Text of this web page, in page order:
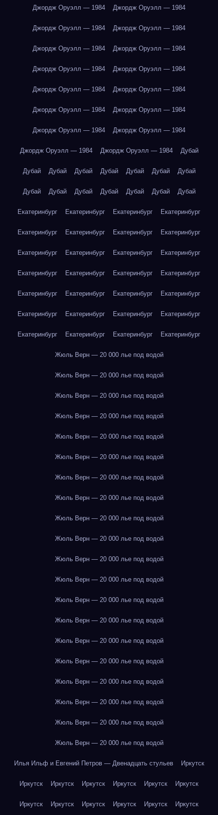
Джордж Оруэлл — 1984 Джордж Оруэлл — 1984
Джордж Оруэлл — 1984 Джордж Оруэлл — 1984
Джордж Оруэлл — 1984 Джордж Оруэлл — 1984
Джордж Оруэлл — 1984 Джордж Оруэлл — 1984
Джордж Оруэлл — 1984 Джордж Оруэлл — 1984
Джордж Оруэлл — 1984 Джордж Оруэлл — 1984
Джордж Оруэлл — 1984 Джордж Оруэлл — 1984
Джордж Оруэлл — 1984 Джордж Оруэлл — 1984 Дубай
Дубай Дубай Дубай Дубай Дубай Дубай Дубай
Дубай Дубай Дубай Дубай Дубай Дубай Дубай
Екатеринбург Екатеринбург Екатеринбург Екатеринбург
Екатеринбург Екатеринбург Екатеринбург Екатеринбург
Екатеринбург Екатеринбург Екатеринбург Екатеринбург
Екатеринбург Екатеринбург Екатеринбург Екатеринбург
Екатеринбург Екатеринбург Екатеринбург Екатеринбург
Екатеринбург Екатеринбург Екатеринбург Екатеринбург
Екатеринбург Екатеринбург Екатеринбург Екатеринбург
Жюль Верн — 20 000 лье под водой
Жюль Верн — 20 000 лье под водой
Жюль Верн — 20 000 лье под водой
Жюль Верн — 20 000 лье под водой
Жюль Верн — 20 000 лье под водой
Жюль Верн — 20 000 лье под водой
Жюль Верн — 20 000 лье под водой
Жюль Верн — 20 000 лье под водой
Жюль Верн — 20 000 лье под водой
Жюль Верн — 20 000 лье под водой
Жюль Верн — 20 000 лье под водой
Жюль Верн — 20 000 лье под водой
Жюль Верн — 20 000 лье под водой
Жюль Верн — 20 000 лье под водой
Жюль Верн — 20 000 лье под водой
Жюль Верн — 20 000 лье под водой
Жюль Верн — 20 000 лье под водой
Жюль Верн — 20 000 лье под водой
Жюль Верн — 20 000 лье под водой
Жюль Верн — 20 000 лье под водой
Илья Ильф и Евгений Петров — Двенадцать стульев Иркутск
Иркутск Иркутск Иркутск Иркутск Иркутск Иркутск
Иркутск Иркутск Иркутск Иркутск Иркутск Иркутск